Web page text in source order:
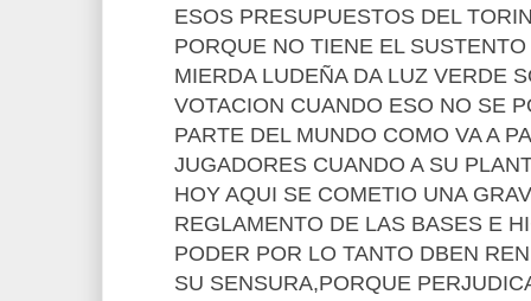
ESOS PRESUPUESTOS DEL
PORQUE NO TIENE EL
MIERDA LUDEÑA DA LUZ VERDE
VOTACION CUANDO ESO NO SE
PARTE DEL MUNDO COMO VA A
JUGADORES CUANDO A SU
HOY AQUI SE COMETIO UNA
REGLAMENTO DE LAS BASES E
PODER POR LO TANTO DBEN
SU SENSURA,PORQUE